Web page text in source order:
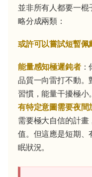
並非所有人都要一棍
略分成兩類：
或許可以嘗試短暫佩
能量感知極遲鈍者：
品質一向雷打不動。
習慣，能量干擾極小。
有特定意圖需要夜間
需要極大自信的計
值。但這應是短期、
眠狀況。